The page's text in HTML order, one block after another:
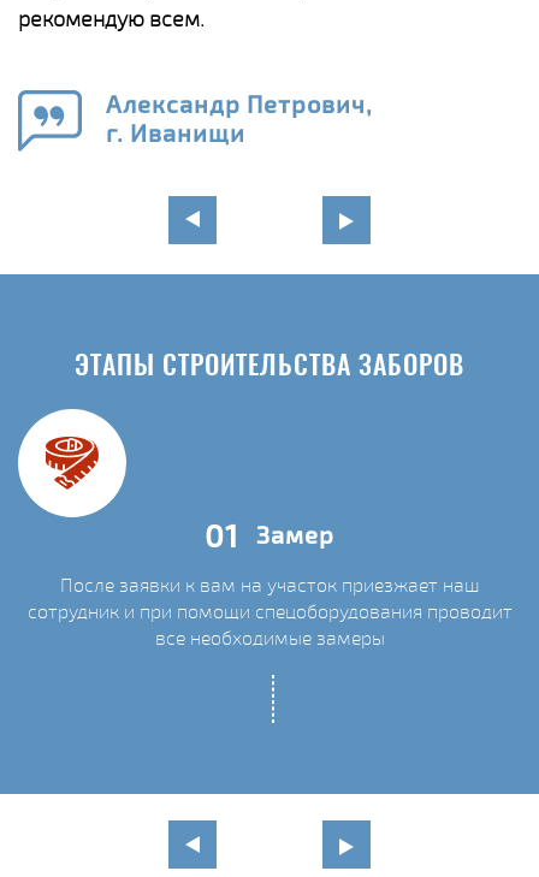
рекомендую всем.
Александр Петрович,
г. Иванищи
ЭТАПЫ СТРОИТЕЛЬСТВА ЗАБОРОВ
01 Замер
После заявки к вам на участок приезжает наш
сотрудник и при помощи спецоборудования проводит
все необходимые замеры